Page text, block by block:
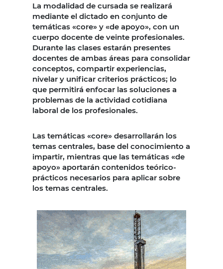
La modalidad de cursada se realizará
mediante el dictado en conjunto de
temáticas «core» y «de apoyo», con un
cuerpo docente de veinte profesionales.
Durante las clases estarán presentes
docentes de ambas áreas para consolidar
conceptos, compartir experiencias,
nivelar y unificar criterios prácticos; lo
que permitirá enfocar las soluciones a
problemas de la actividad cotidiana
laboral de los profesionales.
Las temáticas «core» desarrollarán los
temas centrales, base del conocimiento a
impartir, mientras que las temáticas «de
apoyo» aportarán contenidos teórico-
prácticos necesarios para aplicar sobre
los temas centrales.